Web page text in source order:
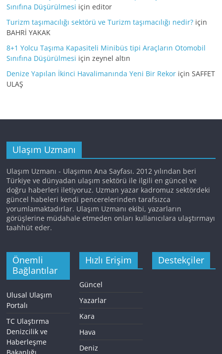
Sınıfına Düşürülmesi içineditor
Turizm taşımacılığı sektörü ve Turizm taşımacılığı nedir? için
BAHRİ YAKAK
8+1 Yolcu Taşıma Kapasiteli Minibüs tipi Araçların Otomobil
Sınıfına Düşürülmesi içinzeynel altın
Denize Yapılan İkinci Havalimanında Yeni Bir Rekor içinSAFFET
ULAŞ
Ulaşım Uzmanı
Ulaşım Uzmanı - Ulaşımın Ana Sayfası. 2012 yılından beri
Türkiye ve dünyadan ulaşım sektörü ile ilgili en güncel ve
doğru haberleri iletiyoruz. Uzman yazar kadromuz sektördeki
güncel habeleri kendi pencerelerinden tarafsızca
yorumlamaktadırlar. Ulaşım Uzmanı ekibi, yazarların
görüşlerine müdahale etmeden onları kullanıcılara ulaştırmayı
taahhüt eder.
Önemli
Bağlantılar
Ulusal Ulaşım
Portalı
TC Ulaştırma
Denizcilik ve
Haberleşme
Bakanlığı
Hızlı Erişim
Güncel
Yazarlar
Kara
Hava
Deniz
Destekçiler